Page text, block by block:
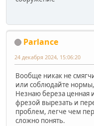
Parlance
24 декабря 2024, 15:06:20
Вообще никак не
или соблюдайте
Незнаю береза ценная
фрезой вырезать и
проблем, легче чем
сложно понять.